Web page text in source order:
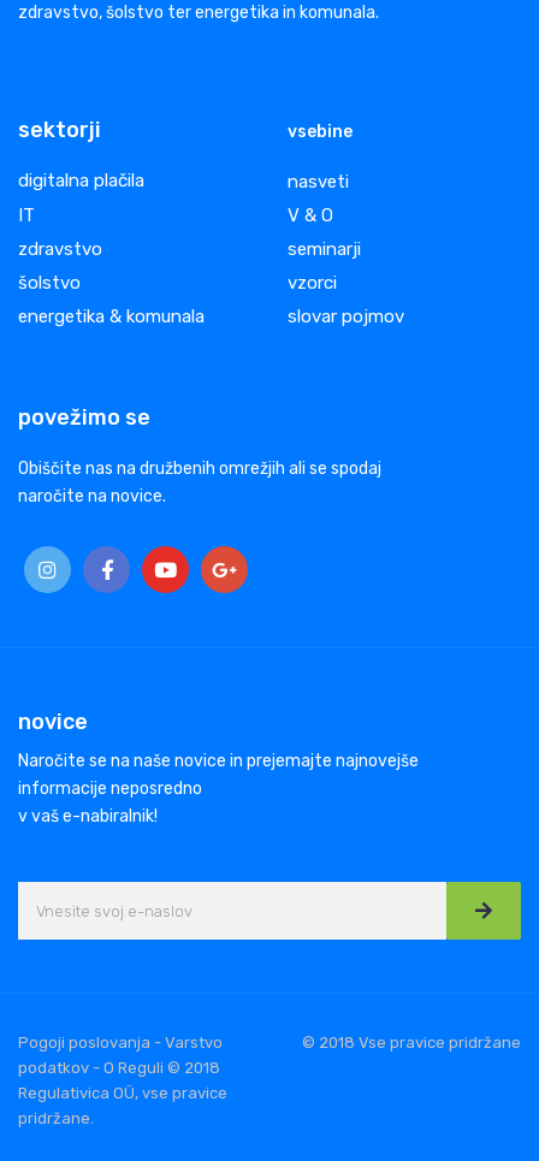
zdravstvo, šolstvo ter energetika in komunala.
sektorji
digitalna plačila
IT
zdravstvo
šolstvo
energetika & komunala
vsebine
nasveti
V & O
seminarji
vzorci
slovar pojmov
povežimo se
Obiščite nas na družbenih omrežjih ali se spodaj
naročite na novice.
novice
Naročite se na naše novice in prejemajte najnovejše
informacije neposredno
v vaš e-nabiralnik!
Pogoji poslovanja - Varstvo
podatkov - O Reguli © 2018
Regulativica OÜ, vse pravice
pridržane.
© 2018 Vse pravice pridržane